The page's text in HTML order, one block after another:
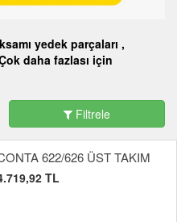
yedek parçaları ,
daha fazlası için
Filtrele
622/626 ÜST TAKIM
TL